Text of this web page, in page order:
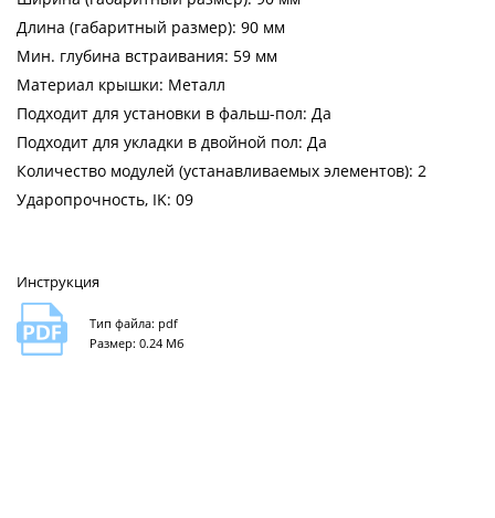
Длина (габаритный размер): 90 мм
Мин. глубина встраивания: 59 мм
Материал крышки: Металл
Подходит для установки в фальш-пол: Да
Подходит для укладки в двойной пол: Да
Количество модулей (устанавливаемых элементов): 2
Ударопрочность, IK: 09
Инструкция
Тип файла: pdf
Размер: 0.24 Мб